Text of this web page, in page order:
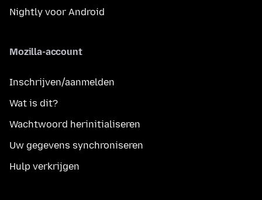
Nightly voor Android
Mozilla-account
Inschrijven/aanmelden
Wat is dit?
Wachtwoord herinitialiseren
Uw gegevens synchroniseren
Hulp verkrijgen